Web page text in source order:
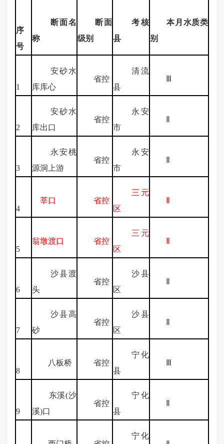
序
号
断面名
称
断面
级别
考核
县
本月水质类
别
1
安砂水
库库心
省控
清流
县
2
安砂水
库出口
省控
永安
市
3
永安桃
源洞上游
省控
永安
市
4
莘口 省控
三元
区
5
翁墩渡口 省控
三元
区
6
沙县渡
头
省控
沙县
区
7
沙县高
砂
省控
沙县
区
8
八板桥 省控
宁化
县
9
东溪(沙
溪)口
省控
宁化
县
宁化